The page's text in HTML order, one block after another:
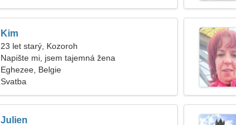
Kim
23 let starý, Kozoroh
Napište mi, jsem tajemná žena
Eghezee, Belgie
Svatba
Julien